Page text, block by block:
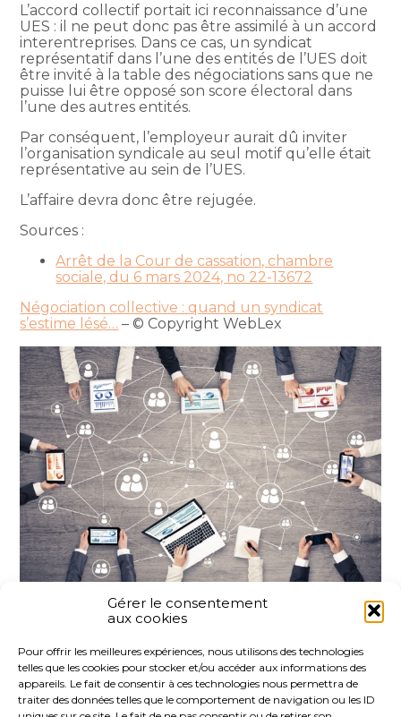
Gérer le consentement
aux cookies
Pour offrir les meilleures expériences, nous utilisons des technologies
telles que les cookies pour stocker et/ou accéder aux informations des
appareils. Le fait de consentir à ces technologies nous permettra de
traiter des données telles que le comportement de navigation ou les ID
L’accord collectif portait ici reconnaissance d’une
UES : il ne peut donc pas être assimilé à un accord
interentreprises. Dans ce cas, un syndicat
représentatif dans l’une des entités de l’UES doit
être invité à la table des négociations sans que ne
puisse lui être opposé son score électoral dans
l’une des autres entités.
Par conséquent, l’employeur aurait dû inviter
l’organisation syndicale au seul motif qu’elle était
représentative au sein de l’UES.
L’affaire devra donc être rejugée.
Sources :
Arrêt de la Cour de cassation, chambre
sociale, du 6 mars 2024, no 22-13672
Négociation collective : quand un syndicat
s’estime lésé… – © Copyright WebLex
FaceBook
TwitterLinkedIn